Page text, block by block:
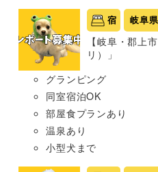
宿 岐阜県
【岐阜・郡上
リ）」
グランピング
同室宿泊OK
部屋食プランあり
温泉あり
小型犬まで